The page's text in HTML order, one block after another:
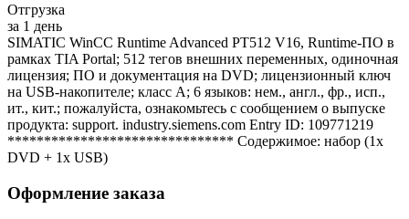
Отгрузка
за 1 день
SIMATIC WinCC Runtime Advanced PT512 V16, Runtime-ПО в
рамках TIA Portal; 512 тегов внешних переменных, одиночная
лицензия; ПО и документация на DVD; лицензионный ключ
на USB-накопителе; класс A; 6 языков: нем., англ., фр., исп.,
ит., кит.; пожалуйста, ознакомьтесь с сообщением о выпуске
продукта: support. industry.siemens.com Entry ID: 109771219
******************************* Содержимое: набор (1x
DVD + 1x USB)
Оформление заказа